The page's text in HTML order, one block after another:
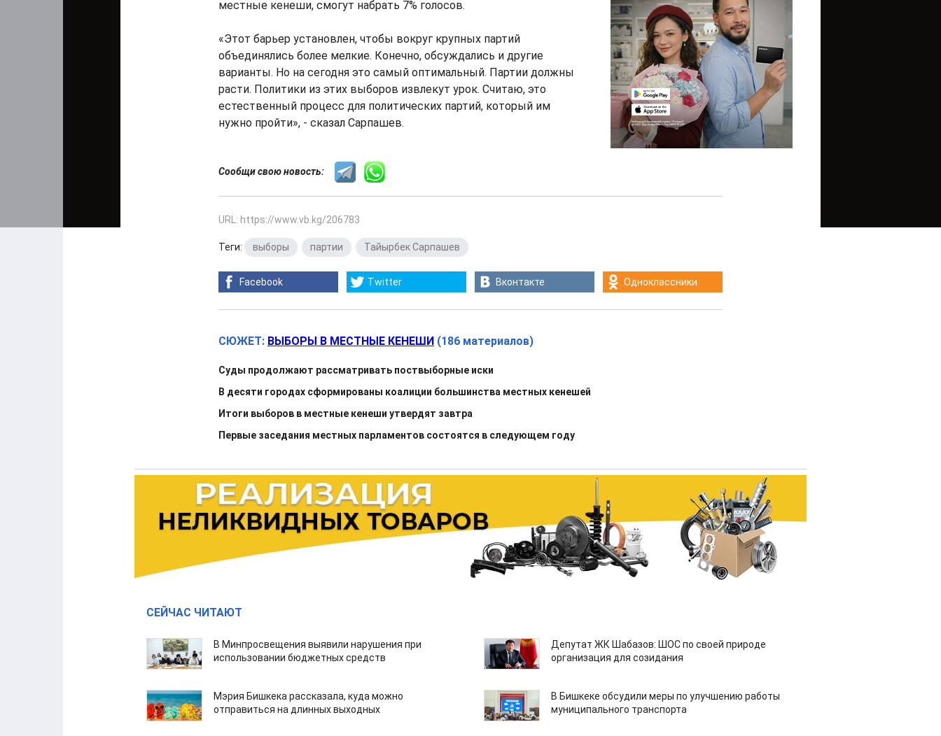
местные кенеши, смогут набрать 7% голосов.
«Этот барьер установлен, чтобы вокруг крупных партий
объединялись более мелкие. Конечно, обсуждались и другие
варианты. Но на сегодня это самый оптимальный. Партии должны
расти. Политики из этих выборов извлекут урок. Считаю, это
естественный процесс для политических партий, который им
нужно пройти», - сказал Сарпашев.
Сообщи свою новость:
URL: https://www.vb.kg/206783
Теги: выборы партии Тайырбек Сарпашев
Facebook Twitter Вконтакте Одноклассники
СЮЖЕТ: ВЫБОРЫ В МЕСТНЫЕ КЕНЕШИ (186 материалов)
Суды продолжают рассматривать поствыборные иски
В десяти городах сформированы коалиции большинства местных кенешей
Итоги выборов в местные кенеши утвердят завтра
Первые заседания местных парламентов состоятся в следующем году
СЕЙЧАС ЧИТАЮТ
В Минпросвещения выявили нарушения при
использовании бюджетных средств
Депутат ЖК Шабазов: ШОС по своей природе
организация для созидания
Мэрия Бишкека рассказала, куда можно
отправиться на длинных выходных
В Бишкеке обсудили меры по улучшению работы
муниципального транспорта